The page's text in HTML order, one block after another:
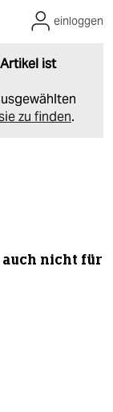
ist
zu finden.
einloggen
nicht für